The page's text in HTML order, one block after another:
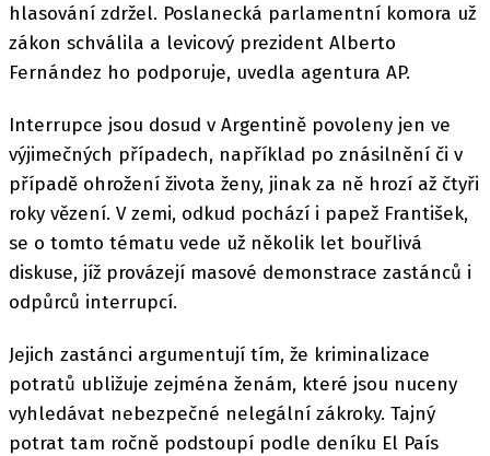
hlasování zdržel. Poslanecká parlamentní komora už
zákon schválila a levicový prezident Alberto
Fernández ho podporuje, uvedla agentura AP.
Interrupce jsou dosud v Argentině povoleny jen ve
výjimečných případech, například po znásilnění či v
případě ohrožení života ženy, jinak za ně hrozí až čtyři
roky vězení. V zemi, odkud pochází i papež František,
se o tomto tématu vede už několik let bouřlivá
diskuse, jíž provázejí masové demonstrace zastánců i
odpůrců interrupcí.
Jejich zastánci argumentují tím, že kriminalizace
potratů ubližuje zejména ženám, které jsou nuceny
vyhledávat nebezpečné nelegální zákroky. Tajný
potrat tam ročně podstoupí podle deníku El País